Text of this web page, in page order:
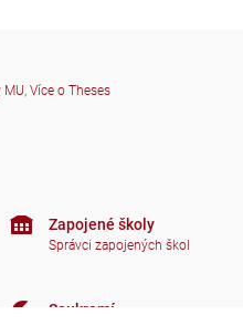
MU, Více o Theses
Zapojené školy
Správci zapojených škol
Soukromí